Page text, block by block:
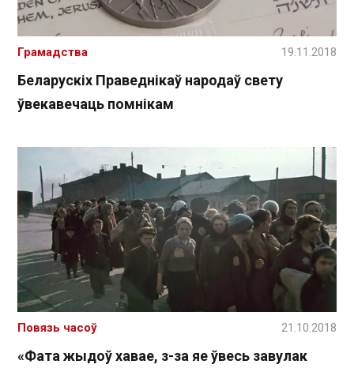
Беларускіх Праведнікаў народаў свету
ўвекавечаць помнікам
Грамадства 19.11.2018
«Фата жыдоў хавае, з-за яе ўвесь завулак
Повязь часоў 21.10.2018